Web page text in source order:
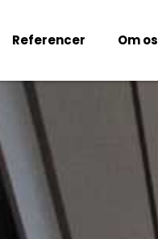
Referencer Om os